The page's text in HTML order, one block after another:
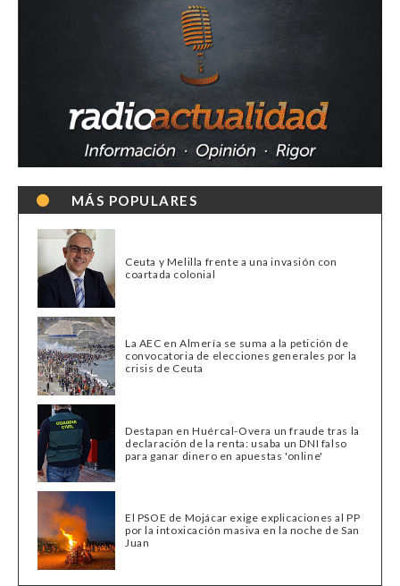
MÁS POPULARES
Ceuta y Melilla frente a una invasión con
coartada colonial
La AEC en Almería se suma a la petición de
convocatoria de elecciones generales por la
crisis de Ceuta
Destapan en Huércal-Overa un fraude tras la
declaración de la renta: usaba un DNI falso
para ganar dinero en apuestas 'online'
El PSOE de Mojácar exige explicaciones al PP
por la intoxicación masiva en la noche de San
Juan